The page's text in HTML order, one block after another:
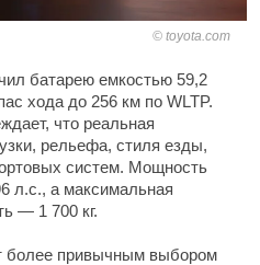
toyota.com
батарею емкостью 59,2
хода до 256 км по WLTP.
что реальная
рельефа, стиля езды,
систем. Мощность
л.с., а максимальная
— 1 700 кг.
более привычным выбором